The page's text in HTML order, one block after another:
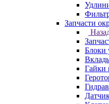
Запчасти
Блоки
Гайки